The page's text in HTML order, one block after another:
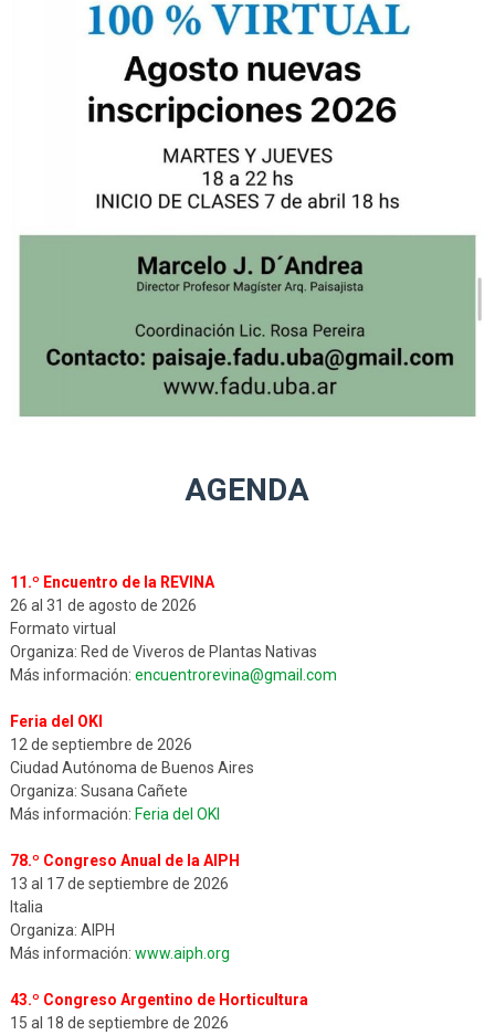
AGENDA
11.º Encuentro de la REVINA
26 al 31 de agosto de 2026
Formato virtual
Organiza: Red de Viveros de Plantas Nativas
Más información: encuentrorevina@gmail.com
Feria del OKI
12 de septiembre de 2026
Ciudad Autónoma de Buenos Aires
Organiza: Susana Cañete
Más información: Feria del OKI
78.º Congreso Anual de la AIPH
13 al 17 de septiembre de 2026
Italia
Organiza: AIPH
Más información: www.aiph.org
43.º Congreso Argentino de Horticultura
15 al 18 de septiembre de 2026